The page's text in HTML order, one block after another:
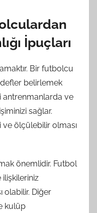
İpuçları
Bir futbolcu
belirlemek
antrenmanlarda ve
sağlar.
ölçülebilir olması
önemlidir. Futbol
ilişkileriniz
olabilir. Diğer
kulüp